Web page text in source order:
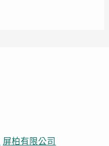
屏柏有限公司